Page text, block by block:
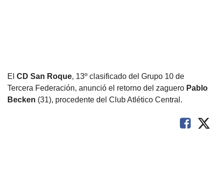
El CD San Roque, 13º clasificado del Grupo 10 de
Tercera Federación, anunció el retorno del zaguero Pablo
Becken (31), procedente del Club Atlético Central.